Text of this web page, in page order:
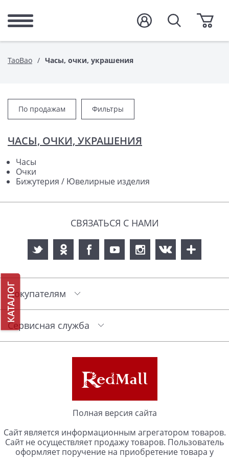
TaoBao Часы, очки, украшения
КАТАЛОГ
По продажам Фильтры
ЧАСЫ, ОЧКИ, УКРАШЕНИЯ
Часы
Очки
Бижутерия / Ювелирные изделия
СВЯЗАТЬСЯ С НАМИ
Покупателям
Сервисная служба
Полная версия сайта
Сайт является информационным агрегатором товаров.
Сайт не осуществляет продажу товаров. Пользователь
оформляет поручение на приобретение товара у